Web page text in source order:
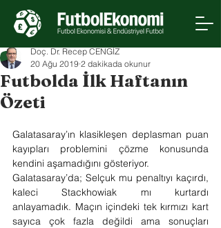
Futbolda İlk Haftanın
Özeti
Doç. Dr. Recep CENGİZ
20 Ağu 2019 2 dakikada okunur
Galatasaray’ın klasikleşen deplasman puan
kayıpları problemini çözme konusunda
kendini aşamadığını gösteriyor.
Galatasaray’da; Selçuk mu penaltıyı kaçırdı,
kaleci Stackhowiak mı kurtardı
anlayamadık. Maçın içindeki tek kırmızı kart
sayıca çok fazla değildi ama sonuçları